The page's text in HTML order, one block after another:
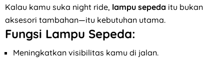
Kalau kamu suka night ride, lampu sepeda itu bukan
aksesori tambahan—itu kebutuhan utama.
Fungsi Lampu Sepeda:
Meningkatkan visibilitas kamu di jalan.